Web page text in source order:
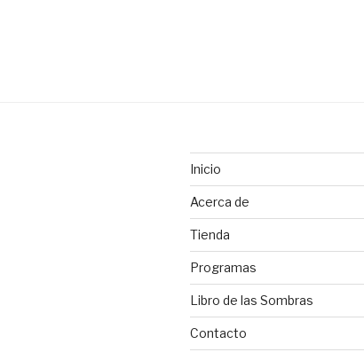
Inicio
Acerca de
Tienda
Programas
Libro de las Sombras
Contacto